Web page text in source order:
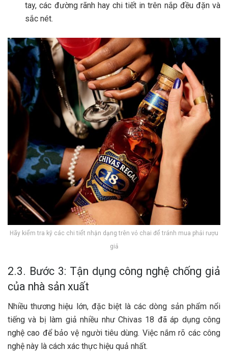
tay, các đường rãnh hay chi tiết in trên nắp đều đặn và
sắc nét.
Hãy kiểm tra kỹ các chi tiết nhận dạng trên vỏ chai để tránh mua phải rượu
giả
2.3. Bước 3: Tận dụng công nghệ chống giả
của nhà sản xuất
Nhiều thương hiệu lớn, đặc biệt là các dòng sản phẩm nổi
tiếng và bị làm giả nhiều như Chivas 18 đã áp dụng công
nghệ cao để bảo vệ người tiêu dùng. Việc nắm rõ các công
nghệ này là cách xác thực hiệu quả nhất.